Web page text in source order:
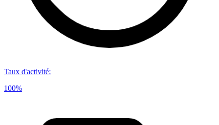
Taux d'activité:
100%